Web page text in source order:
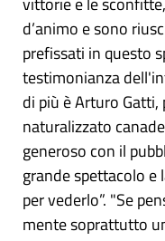
d’animo e sono
prefissati in questo
testimonianza
di più è Arturo Gatti,
naturalizzato
generoso con il
grande spettacolo e
per vederlo”. "Se
mente soprattutto